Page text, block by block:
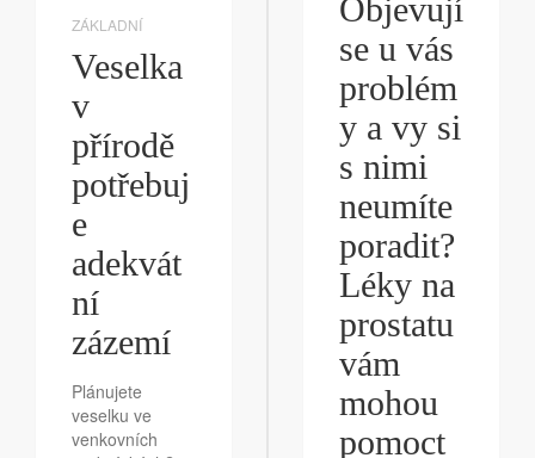
Objevují
se u vás
problém
y a vy si
s nimi
neumíte
poradit?
Léky na
prostatu
vám
mohou
pomoct
ZÁKLADNÍ
Veselka
v
přírodě
potřebuj
e
adekvát
ní
zázemí
Plánujete
veselku ve
venkovních